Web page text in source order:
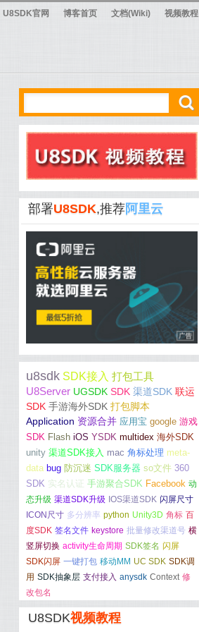
U8SDK官网 博客首页 文档(Wiki) 视频教程
ő
部署U8SDK,推荐阿里云
u8sdk SDK接入 打包工具
U8Server UGSDK SDK 渠道SDK 联运
SDK 手游海外SDK 打包脚本
Application 资源合并 应用宝 google 游戏
SDK Flash iOS YSDK multidex 海外SDK
unity 渠道SDK接入 mac 角标处理 meta-
data bug 防沉迷 SDK服务器 so文件 360
SDK 实名认证 手游聚合SDK Facebook 动
态升级 渠道SDK升级 IOS渠道SDK 闪屏尺寸
ICON尺寸 多分辨率 python Unity3D 角标 百
度SDK 签名文件 keystore 批量修改渠道号 横
竖屏切换 activity生命周期 SDK签名 闪屏
SDK闪屏 一键打包 移动MM UC SDK SDK调
用 SDK抽象层 支付接入 anysdk Context 修
改包名
U8SDK视频教程